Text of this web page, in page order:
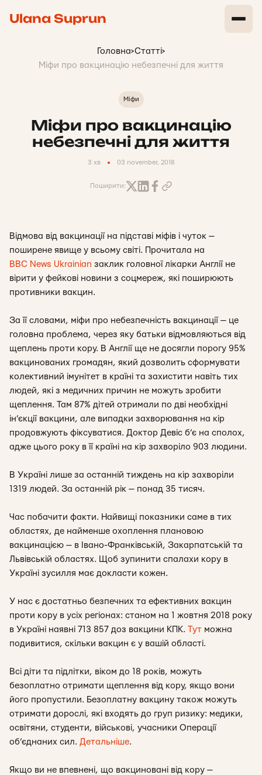
Ulana Suprun
Головна>Статті>
Міфи про вакцинацію небезпечні для життя
Міфи
Міфи про вакцинацію
небезпечні для життя
3 хв 03 november, 2018
Поширити:
Відмова від вакцинації на підставі міфів і чуток —
поширене явище у всьому світі. Прочитала на
BBC News Ukrainian заклик головної лікарки Англії не
вірити у фейкові новини з соцмереж, які поширюють
противники вакцин.
За її словами, міфи про небезпечність вакцинації — це
головна проблема, через яку батьки відмовляються від
щеплень проти кору. В Англії ще не досягли порогу 95%
вакцинованих громадян, який дозволить сформувати
колективний імунітет в країні та захистити навіть тих
людей, які з медичних причин не можуть зробити
щеплення. Там 87% дітей отримали по дві необхідні
ін’єкції вакцини, але випадки захворювання на кір
продовжують фіксуватися. Доктор Девіс б’є на сполох,
адже цього року в її країні на кір захворіло 903 людини.
В Україні лише за останній тиждень на кір захворіли
1319 людей. За останній рік — понад 35 тисяч.
Час побачити факти. Найвищі показники саме в тих
областях, де найменше охоплення плановою
вакцинацією — в Івано-Франківській, Закарпатській та
Львівській областях. Щоб зупинити спалахи кору в
Україні зусилля має докласти кожен.
У нас є достатньо безпечних та ефективних вакцин
проти кору в усіх регіонах: станом на 1 жовтня 2018 року
в Україні наявні 713 857 доз вакцини КПК. Тут можна
подивитися, скільки вакцин є у вашій області.
Всі діти та підлітки, віком до 18 років, можуть
безоплатно отримати щеплення від кору, якщо вони
його пропустили. Безоплатну вакцину також можуть
отримати дорослі, які входять до груп ризику: медики,
освітяни, студенти, військові, учасники Операції
об’єднаних сил. Детальніше.
Якщо ви не впевнені, що вакциновані від кору —